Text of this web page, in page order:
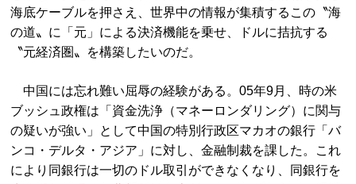
海底ケーブルを押さえ、世界中の情報が集積するこの〝海
の道〟に「元」による決済機能を乗せ、ドルに拮抗する
〝元経済圏〟を構築したいのだ。
中国には忘れ難い屈辱の経験がある。05年9月、時の米
ブッシュ政権は「資金洗浄（マネーロンダリング）に関与
の疑いが強い」として中国の特別行政区マカオの銀行「バ
ンコ・デルタ・アジア」に対し、金融制裁を課した。これ
により同銀行は一切のドル取引ができなくなり、同銀行を